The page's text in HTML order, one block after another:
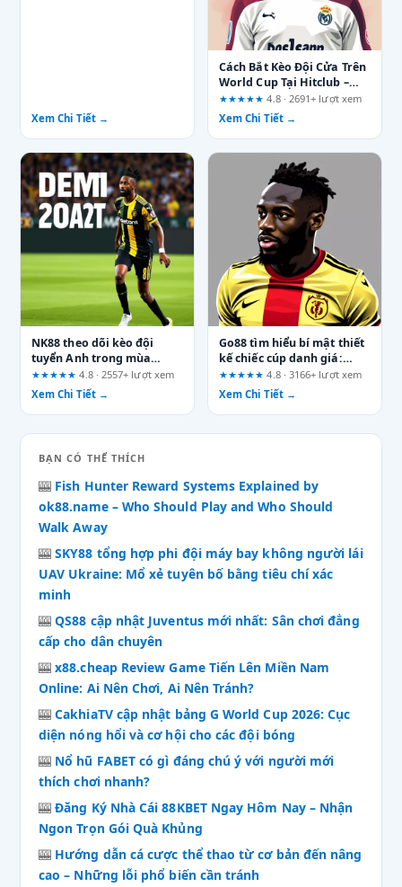
Xem Chi Tiết →
Cách Bắt Kèo Đội Cửa Trên
World Cup Tại Hitclub –
Mẹo “Bỏ Túi” Cho Dân Cá
Độ
★★★★★4.8 · 2691+ lượt xem
Xem Chi Tiết →
NK88 theo dõi kèo đội
tuyển Anh trong mùa
World Cup: Cơ hội và thách
thức
★★★★★4.8 · 2557+ lượt xem
Xem Chi Tiết →
Go88 tìm hiểu bí mật thiết
kế chiếc cúp danh giá:
Những tuyên bố quảng
cáo cần được xác minh
★★★★★4.8 · 3166+ lượt xem
Xem Chi Tiết →
BẠN CÓ THỂ THÍCH
🎰 Fish Hunter Reward Systems Explained by
ok88.name – Who Should Play and Who Should
Walk Away
🎰SKY88 tổng hợp phi đội máy bay không người lái
UAV Ukraine: Mổ xẻ tuyên bố bằng tiêu chí xác
minh
🎰QS88 cập nhật Juventus mới nhất: Sân chơi đẳng
cấp cho dân chuyên
🎰x88.cheap Review Game Tiến Lên Miền Nam
Online: Ai Nên Chơi, Ai Nên Tránh?
🎰CakhiaTV cập nhật bảng G World Cup 2026: Cục
diện nóng hổi và cơ hội cho các đội bóng
🎰 Nổ hũ FABET có gì đáng chú ý với người mới
thích chơi nhanh?
🎰Đăng Ký Nhà Cái 88KBET Ngay Hôm Nay – Nhận
Ngon Trọn Gói Quà Khủng
🎰 Hướng dẫn cá cược thể thao từ cơ bản đến nâng
cao – Những lỗi phổ biến cần tránh